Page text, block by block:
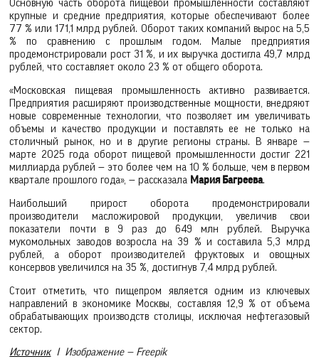
Основную часть оборота пищевой промышленности составляют
крупные и средние предприятия, которые обеспечивают более
77 % или 171,1 млрд рублей. Оборот таких компаний вырос на 5,5
% по сравнению с прошлым годом. Малые предприятия
продемонстрировали рост 31 %, и их выручка достигла 49,7 млрд
рублей, что составляет около 23 % от общего оборота.
«Московская пищевая промышленность активно развивается.
Предприятия расширяют производственные мощности, внедряют
новые современные технологии, что позволяет им увеличивать
объемы и качество продукции и поставлять ее не только на
столичный рынок, но и в другие регионы страны. В январе —
марте 2025 года оборот пищевой промышленности достиг 221
миллиарда рублей — это более чем на 10 % больше, чем в первом
квартале прошлого года», — рассказала Мария Багреева.
Наибольший прирост оборота продемонстрировали
производители масложировой продукции, увеличив свои
показатели почти в 9 раз до 649 млн рублей. Выручка
мукомольных заводов возросла на 39 % и составила 5,3 млрд
рублей, а оборот производителей фруктовых и овощных
консервов увеличился на 35 %, достигнув 7,4 млрд рублей.
Стоит отметить, что пищепром является одним из ключевых
направлений в экономике Москвы, составляя 12,9 % от объема
обрабатывающих производств столицы, исключая нефтегазовый
сектор.
ИсточникI Изображение — Freepik